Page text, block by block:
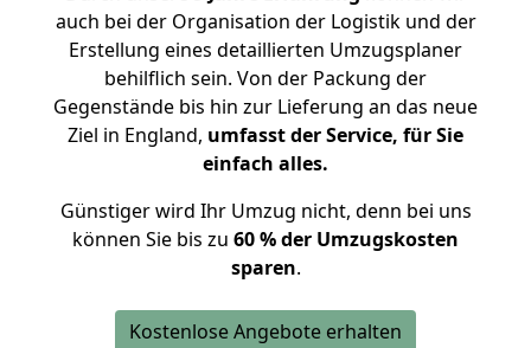
auch bei der Organisation der Logistik und der
Erstellung eines detaillierten Umzugsplaner
behilflich sein. Von der Packung der
Gegenstände bis hin zur Lieferung an das neue
Ziel in England, umfasst der Service, für Sie
einfach alles.
Günstiger wird Ihr Umzug nicht, denn bei uns
können Sie bis zu 60 % der Umzugskosten
sparen.
Kostenlose Angebote erhalten